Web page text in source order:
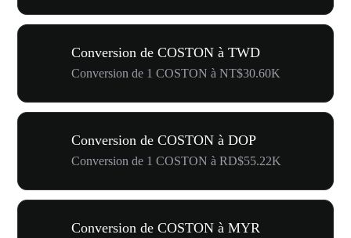
Conversion de COSTON à TWD
Conversion de 1 COSTON à NT$30.60K
Conversion de COSTON à DOP
Conversion de 1 COSTON à RD$55.22K
Conversion de COSTON à MYR